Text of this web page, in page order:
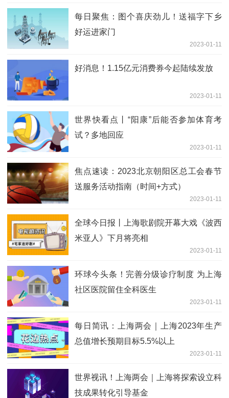
每日聚焦：图个喜庆劲儿！送福字下乡
好运进家门
2023-01-11
好消息！1.15亿元消费券今起陆续发放
2023-01-11
世界快看点丨“阳康”后能否参加体育考
试？多地回应
2023-01-11
焦点速读：2023北京朝阳区总工会春节
送服务活动指南（时间+方式）
2023-01-11
全球今日报丨上海歌剧院开幕大戏《波西
米亚人》下月将亮相
2023-01-11
环球今头条！完善分级诊疗制度 为上海
社区医院留住全科医生
2023-01-11
每日简讯：上海两会｜上海2023年生产
总值增长预期目标5.5%以上
2023-01-11
世界视讯！上海两会｜上海将探索设立科
技成果转化引导基金